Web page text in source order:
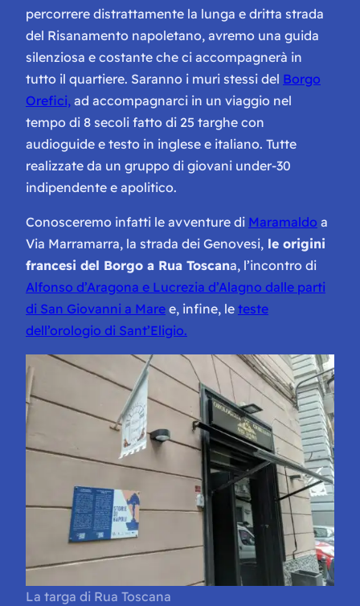
percorrere distrattamente la lunga e dritta strada
del Risanamento napoletano, avremo una guida
silenziosa e costante che ci accompagnerà in
tutto il quartiere. Saranno i muri stessi del Borgo
Orefici, ad accompagnarci in un viaggio nel
tempo di 8 secoli fatto di 25 targhe con
audioguide e testo in inglese e italiano. Tutte
realizzate da un gruppo di giovani under-30
indipendente e apolitico.
Conosceremo infatti le avventure di Maramaldo a
Via Marramarra, la strada dei Genovesi, le origini
francesi del Borgo a Rua Toscana, l’incontro di
Alfonso d’Aragona e Lucrezia d’Alagno dalle parti
di San Giovanni a Mare e, infine, le teste
dell’orologio di Sant’Eligio.
La targa di Rua Toscana